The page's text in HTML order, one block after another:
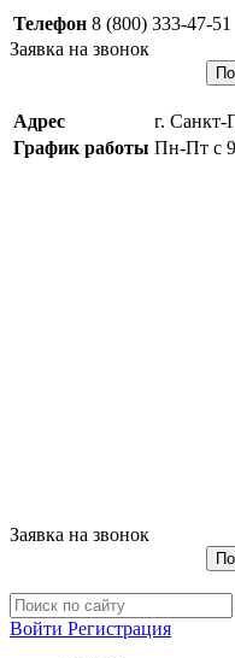
Телефон 8 (800) 333-47-51
Заявка на звонок
Адрес
г. Санкт-
График работы Пн-Пт с
Заявка на звонок
Войти Регистрация